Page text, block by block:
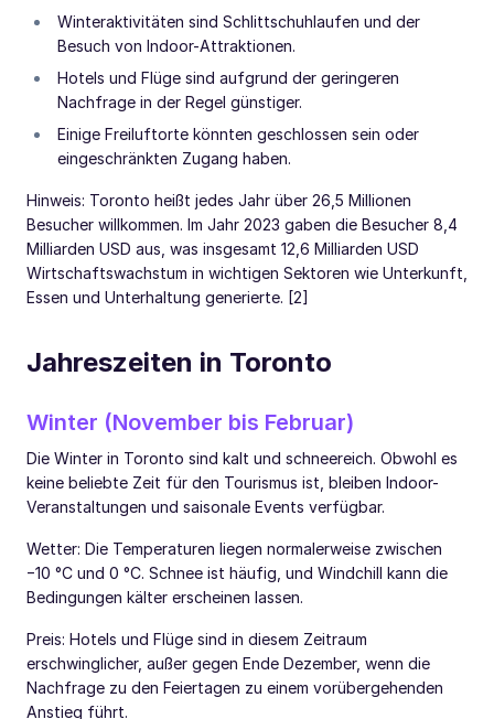
Winteraktivitäten sind Schlittschuhlaufen und der
Besuch von Indoor-Attraktionen.
Hotels und Flüge sind aufgrund der geringeren
Nachfrage in der Regel günstiger.
Einige Freiluftorte könnten geschlossen sein oder
eingeschränkten Zugang haben.
Hinweis: Toronto heißt jedes Jahr über 26,5 Millionen
Besucher willkommen. Im Jahr 2023 gaben die Besucher 8,4
Milliarden USD aus, was insgesamt 12,6 Milliarden USD
Wirtschaftswachstum in wichtigen Sektoren wie Unterkunft,
Essen und Unterhaltung generierte. [2]
Jahreszeiten in Toronto
Winter (November bis Februar)
Die Winter in Toronto sind kalt und schneereich. Obwohl es
keine beliebte Zeit für den Tourismus ist, bleiben Indoor-
Veranstaltungen und saisonale Events verfügbar.
Wetter: Die Temperaturen liegen normalerweise zwischen
−10 °C und 0 °C. Schnee ist häufig, und Windchill kann die
Bedingungen kälter erscheinen lassen.
Preis: Hotels und Flüge sind in diesem Zeitraum
erschwinglicher, außer gegen Ende Dezember, wenn die
Nachfrage zu den Feiertagen zu einem vorübergehenden
Anstieg führt.